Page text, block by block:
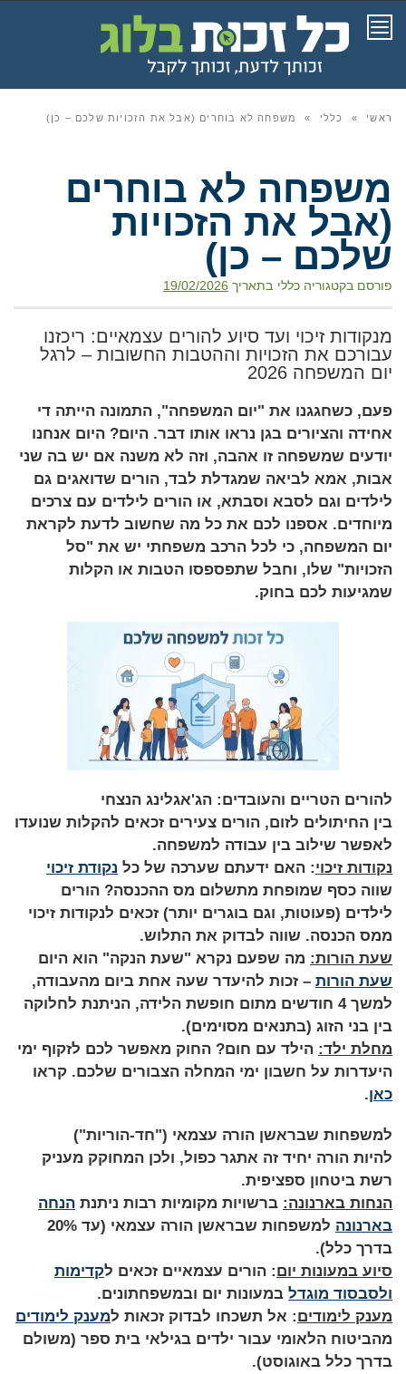
תפריט
ראשי » כללי » משפחה לא בוחרים (אבל את הזכויות שלכם – כן)
משפחה לא בוחרים
(אבל את הזכויות
שלכם – כן)
פורסם בקטגוריה כללי בתאריך 19/02/2026
מנקודות זיכוי ועד סיוע להורים עצמאיים: ריכזנו
עבורכם את הזכויות וההטבות החשובות – לרגל
יום המשפחה 2026
פעם, כשחגגנו את "יום המשפחה", התמונה הייתה די
אחידה והציורים בגן נראו אותו דבר. היום? היום אנחנו
יודעים שמשפחה זו אהבה, וזה לא משנה אם יש בה שני
אבות, אמא לביאה שמגדלת לבד, הורים שדואגים גם
לילדים וגם לסבא וסבתא, או הורים לילדים עם צרכים
מיוחדים. אספנו לכם את כל מה שחשוב לדעת לקראת
יום המשפחה, כי לכל הרכב משפחתי יש את "סל
הזכויות" שלו, וחבל שתפספסו הטבות או הקלות
שמגיעות לכם בחוק.
להורים הטריים והעובדים: הג'אגלינג הנצחי
בין החיתולים לזום, הורים צעירים זכאים להקלות שנועדו
לאפשר שילוב בין עבודה למשפחה.
נקודות זיכוי: האם ידעתם שערכה של כל נקודת זיכוי
שווה כסף שמופחת מתשלום מס ההכנסה? הורים
לילדים (פעוטות, וגם בוגרים יותר) זכאים לנקודות זיכוי
ממס הכנסה. שווה לבדוק את התלוש.
שעת הורות: מה שפעם נקרא "שעת הנקה" הוא היום
שעת הורות – זכות להיעדר שעה אחת ביום מהעבודה,
למשך 4 חודשים מתום חופשת הלידה, הניתנת לחלוקה
בין בני הזוג (בתנאים מסוימים).
מחלת ילד: הילד עם חום? החוק מאפשר לכם לזקוף ימי
היעדרות על חשבון ימי המחלה הצבורים שלכם. קראו
כאן.
למשפחות שבראשן הורה עצמאי ("חד-הוריות")
להיות הורה יחיד זה אתגר כפול, ולכן המחוקק מעניק
רשת ביטחון ספציפית.
הנחות בארנונה: ברשויות מקומיות רבות ניתנת הנחה
בארנונה
למשפחות שבראשן הורה עצמאי (עד 20%
בדרך כלל).
סיוע במעונות יום: הורים עצמאיים זכאים לקדימות
ולסבסוד מוגדל במעונות יום ובמשפחתונים.
מענק לימודים: אל תשכחו לבדוק זכאות למענק לימודים
מהביטוח הלאומי עבור ילדים בגילאי בית ספר (משולם
בדרך כלל באוגוסט).